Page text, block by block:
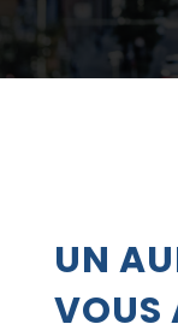
UN
VOUS